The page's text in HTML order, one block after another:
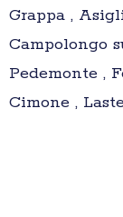
Grappa ,
Campolongo
Pedemonte ,
Cimone ,